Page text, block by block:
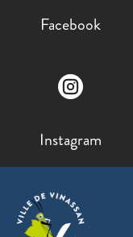
Facebook

Instagram